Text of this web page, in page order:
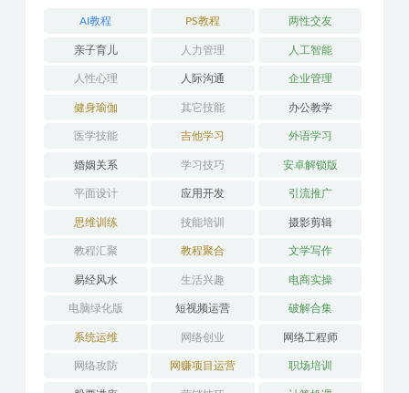
AI教程 PS教程 两性交友
亲子育儿 人力管理 人工智能
人性心理 人际沟通 企业管理
健身瑜伽 其它技能 办公教学
医学技能 吉他学习 外语学习
婚姻关系 学习技巧 安卓解锁版
平面设计 应用开发 引流推广
思维训练 技能培训 摄影剪辑
教程汇聚 教程聚合 文学写作
易经风水 生活兴趣 电商实操
电脑绿化版 短视频运营 破解合集
系统运维 网络创业 网络工程师
网络攻防 网赚项目运营 职场培训